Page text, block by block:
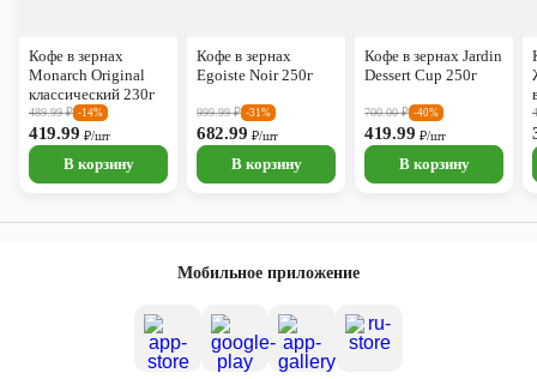
Кофе в зернах
Monarch Original
классический 230г
489.99₽ -14%
419.99 ₽/шт
В корзину
Кофе в зернах
Egoiste Noir 250г
999.99₽ -31%
682.99 ₽/шт
В корзину
Кофе в зернах Jardin
Dessert Cup 250г
700.00₽ -40%
419.99 ₽/шт
В корзину
Мобильное приложение